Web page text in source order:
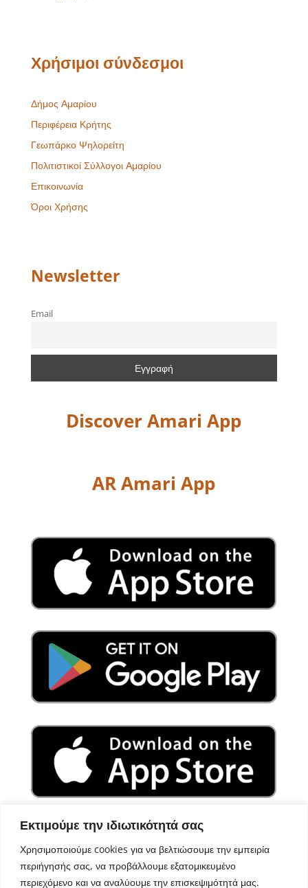
Εκτιμούμε την ιδιωτικότητά σας
Χρησιμοποιούμε cookies για να βελτιώσουμε την εμπειρία
περιήγησής σας, να προβάλλουμε εξατομικευμένο
περιεχόμενο και να αναλύουμε την επισκεψιμότητά μας.
Χρήσιμοι σύνδεσμοι
Δήμος Αμαρίου
Περιφέρεια Κρήτης
Γεωπάρκο Ψηλορείτη
Πολιτιστικοί Σύλλογοι Αμαρίου
Επικοινωνία
Όροι Χρήσης
Newsletter
Email
Discover Amari App
AR Amari App